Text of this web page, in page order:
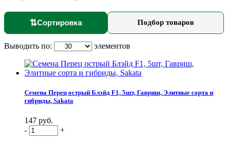
⇅Сортировка Подбор товаров
Выводить по: элементов
Семена Перец острый Блэйд F1, 5шт, Гавриш, Элитные сорта и
гибриды, Sakata
147 руб.
-
+